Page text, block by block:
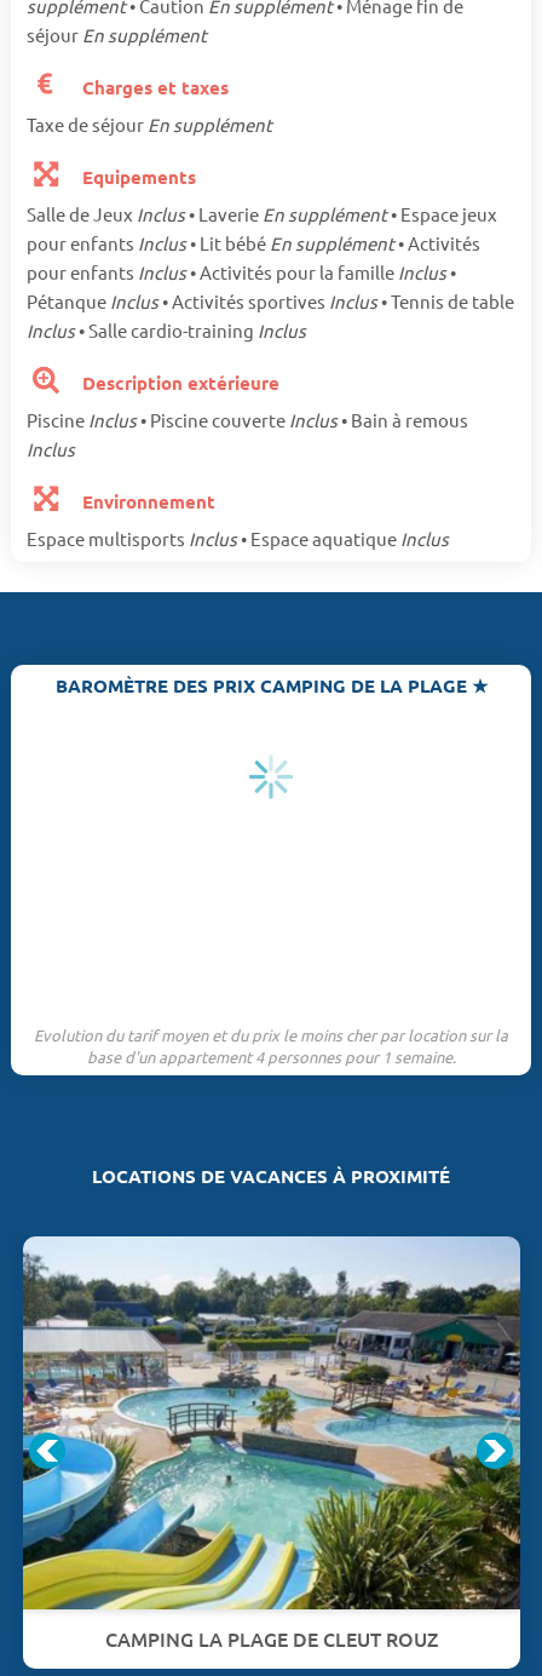
supplément• Caution En supplément• Ménage fin de
séjour En supplément
Charges et taxes
Taxe de séjour En supplément
Equipements
Salle de Jeux Inclus• Laverie En supplément• Espace jeux
pour enfants Inclus• Lit bébé En supplément• Activités
pour enfants Inclus• Activités pour la famille Inclus•
Pétanque Inclus• Activités sportives Inclus• Tennis de table
Inclus• Salle cardio-training Inclus
Description extérieure
Piscine Inclus• Piscine couverte Inclus• Bain à remous
Inclus
Environnement
Espace multisports Inclus• Espace aquatique Inclus
BAROMÈTRE DES PRIX CAMPING DE LA PLAGE ★
Evolution du tarif moyen et du prix le moins cher par location sur la
base d'un appartement 4 personnes pour 1 semaine.
LOCATIONS DE VACANCES À PROXIMITÉ
CAMPING LA PLAGE DE CLEUT ROUZ